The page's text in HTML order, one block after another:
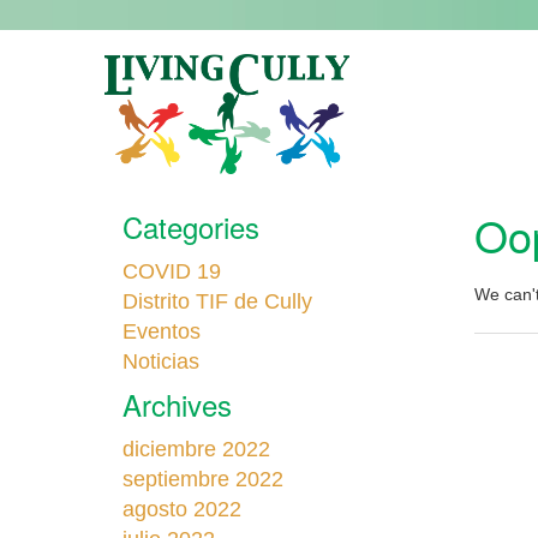
Categories
COVID 19
Distrito TIF de Cully
Eventos
Noticias
Archives
diciembre 2022
septiembre 2022
agosto 2022
We